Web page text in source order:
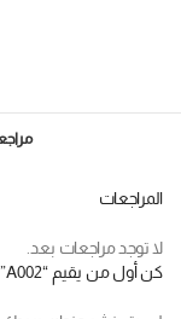
المراجعات
لا توجد مراجعات بعد.
كن أول من يقيم “A002”